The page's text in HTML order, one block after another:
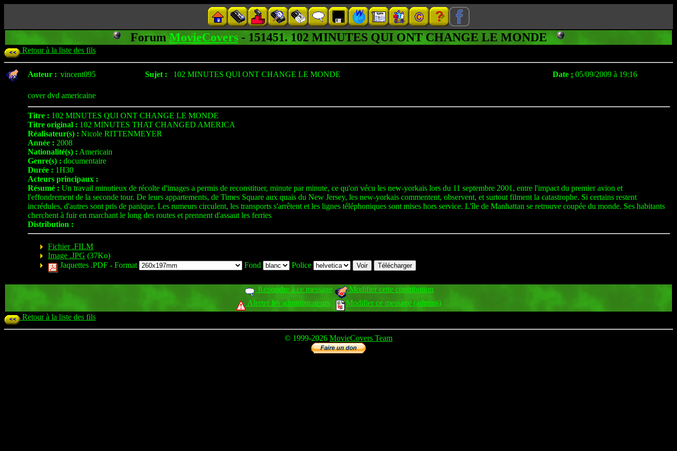
ForumMovieCovers- 151451. 102 MINUTES QUI ONT CHANGE LE MONDE
Retour à la liste des fils
Auteur : vincent095 Sujet : 102 MINUTES QUI ONT CHANGE LE MONDE Date : 05/09/2009 à 19:16
cover dvd americaine
Titre : 102 MINUTES QUI ONT CHANGE LE MONDE
Titre original : 102 MINUTES THAT CHANGED AMERICA
Réalisateur(s) : Nicole RITTENMEYER
Année : 2008
Nationalité(s) : Americain
Genre(s) : documentaire
Durée : 1H30
Acteurs principaux :
Résumé : Un travail minutieux de récolte d'images a permis de reconstituer, minute par minute, ce qu'on vécu les new-yorkais lors du 11 septembre 2001, entre l'impact du premier avion et
l'effondrement de la seconde tour. De leurs appartements, de Times Square aux quais du New Jersey, les new-yorkais commentent, observent, et surtout filment la catastrophe. Si certains restent
incrédules, d'autres sont pris de panique. Les rumeurs circulent, les transports s'arrêtent et les lignes téléphoniques sont mises hors service. L'île de Manhattan se retrouve coupée du monde. Ses habitants
cherchent à fuir en marchant le long des routes et prennent d'assaut les ferries
Distribution :
Fichier .FILM
Image .JPG (37Ko)
Jaquettes .PDF - Format Fond Police
Répondre à ce message
Modifier cette contribution
Alerter les administrateurs
Modifier ce message (admins)
Retour à la liste des fils
© 1999-2026 MovieCovers Team